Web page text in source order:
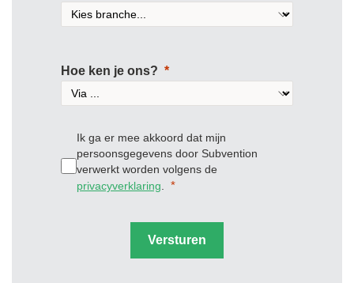
Hoe ken je ons?
Ik ga er mee akkoord dat mijn
persoonsgegevens door Subvention
verwerkt worden volgens de
privacyverklaring.
Versturen